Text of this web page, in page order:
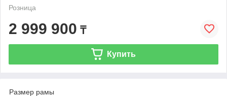
Розница
2 999 900 ₸
Купить
Размер рамы